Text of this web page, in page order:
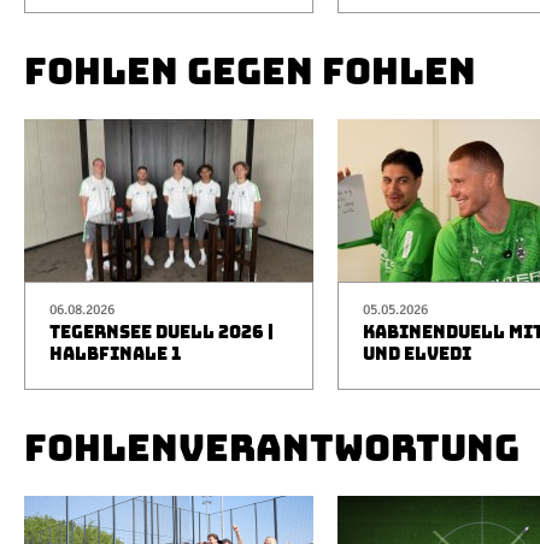
FOHLEN GEGEN FOHLEN
06.08.2026
TEGERNSEE DUELL 2026 |
HALBFINALE 1
05.05.2026
KABINENDUELL
UND ELVEDI
FOHLENVERANTWORTUNG